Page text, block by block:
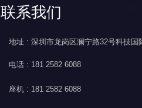
联系我们
地址 : 深圳市龙岗区澜宁路32号科技国
电话 : 181 2582 6088
座机 : 181 2582 6088